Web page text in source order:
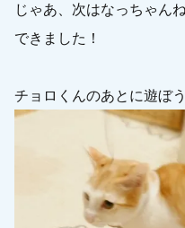
じゃあ、次はなっちゃん
できました！
チョロくんのあとに遊ぼ